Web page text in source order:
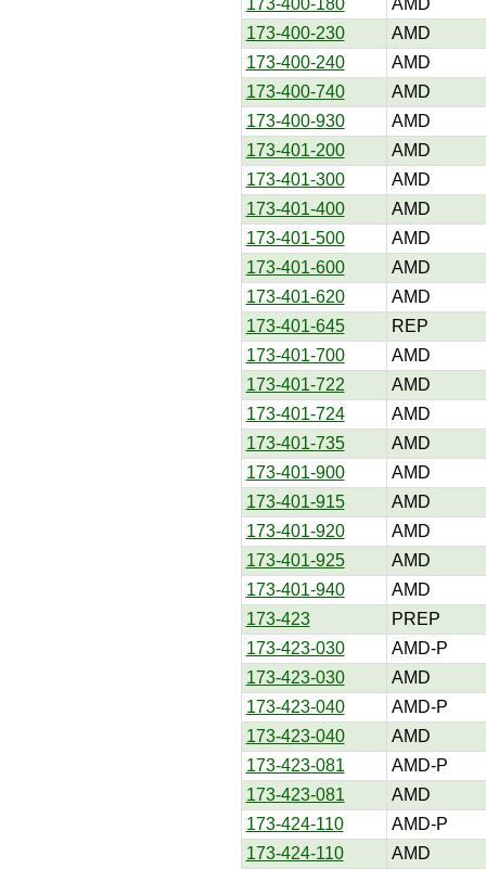
173-400-180
AMD
173-400-230
AMD
173-400-240
AMD
173-400-740
AMD
173-400-930
AMD
173-401-200
AMD
173-401-300
AMD
173-401-400
AMD
173-401-500
AMD
173-401-600
AMD
173-401-620
AMD
173-401-645
REP
173-401-700
AMD
173-401-722
AMD
173-401-724
AMD
173-401-735
AMD
173-401-900
AMD
173-401-915
AMD
173-401-920
AMD
173-401-925
AMD
173-401-940
AMD
173-423
PREP
173-423-030
AMD-P
173-423-030
AMD
173-423-040
AMD-P
173-423-040
AMD
173-423-081
AMD-P
173-423-081
AMD
173-424-110
AMD-P
173-424-110
AMD